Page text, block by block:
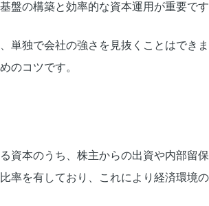
盤の構築と効率的な資本運用が重要です
単独で会社の強さを見抜くことはでき
のコツです。
資本のうち、株主からの出資や内部留
率を有しており、これにより経済環境